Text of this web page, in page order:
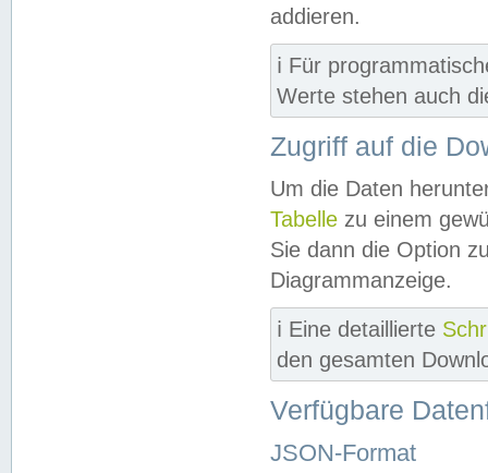
addieren.
ℹ️ Für
Werte stehen auch
Zugriff auf die
Um die Daten
Tabelle zu einem
Sie dann die Option
Diagrammanzeige.
ℹ️ Eine detaillierte
den gesamten
Verfügbare
JSON-Format